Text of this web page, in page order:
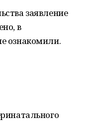
заявление
в
ознакомили.